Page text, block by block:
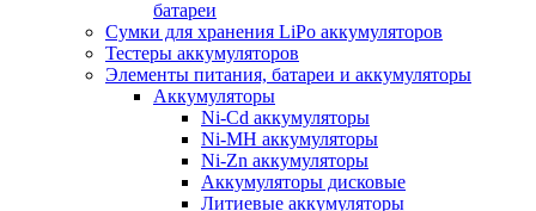
батареи
Сумки для хранения LiPo аккумуляторов
Тестеры аккумуляторов
Элементы питания, батареи и аккумуляторы
Аккумуляторы
Ni-Cd аккумуляторы
Ni-MH аккумуляторы
Ni-Zn аккумуляторы
Аккумуляторы дисковые
Литиевые аккумуляторы